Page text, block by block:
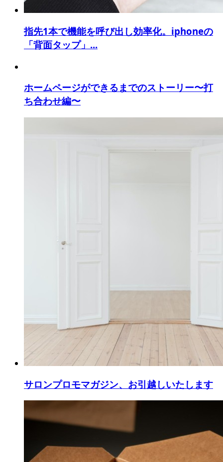
指先1本で機能を呼び出し効率化。iphoneの
「背面タップ」...
ホームページができるまでのストーリー〜打
ち合わせ編〜
サロンプロモマガジン、お引越しいたします